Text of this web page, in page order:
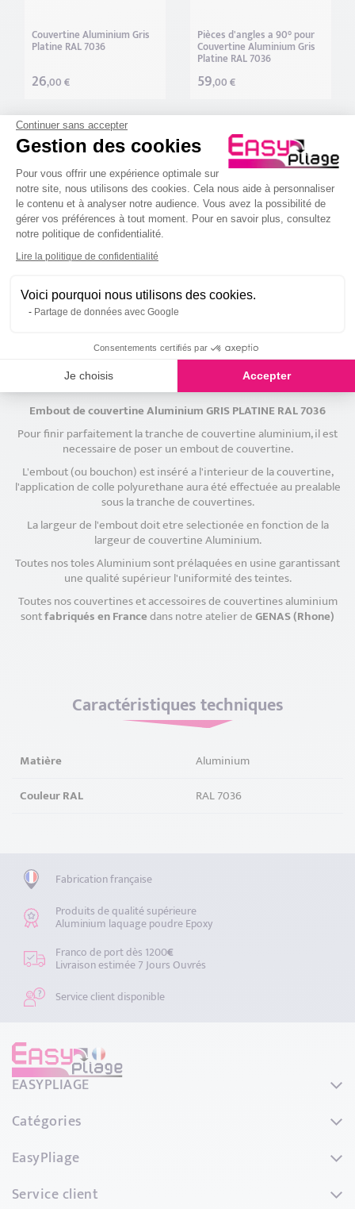
Couvertine Aluminium Gris
Platine RAL 7036
26,00 €
Pièces d'angles a 90° pour
Couvertine Aluminium Gris
Platine RAL 7036
59,00 €
Eclisse Aluminium Gris
6,00 € 3,00 €
Description
Embout de couvertine Aluminium GRIS PLATINE RAL 7036
Pour finir parfaitement la tranche de couvertine aluminium, il est
necessaire de poser un embout de couvertine.
L'embout (ou bouchon) est inséré a l'interieur de la couvertine,
l'application de colle polyurethane aura été effectuée au prealable
sous la tranche de couvertines.
La largeur de l'embout doit etre selectionée en fonction de la
largeur de couvertine Aluminium.
Toutes nos toles Aluminium sont prélaquées en usine garantissant
une qualité supérieur l'uniformité des teintes.
Toutes nos couvertines et accessoires de couvertines aluminium
sontfabriqués en Francedans notre atelier deGENAS (Rhone)
Caractéristiques techniques
Matière
Aluminium
Couleur RAL
RAL 7036
Fabrication française
Produits de qualité supérieure
Aluminium laquage poudre Epoxy
Franco de port dès 1200€
Livraison estimée 7 Jours Ouvrés
Service client disponible
EASYPLIAGE
44 Rue de L'avenir
69740 GENAS
Tél. : 04.72.79.10.86
Mail:contact@easypliage.fr
Catégories
Couvertines
Appuis de fenêtre
EasyPliage
Qui sommes-nous ?
Service client
Continuer sans accepter
Gestion des cookies
Plateforme de Gestion du
Pour vous offrir une expérience optimale sur
notre site, nous utilisons des cookies. Cela nous aide à personnaliser
le contenu et à analyser notre audience. Vous avez la possibilité de
gérer vos préférences à tout moment. Pour en savoir plus, consultez
notre politique de confidentialité.
Lire la politique de confidentialité
Voici pourquoi nous utilisons des cookies.
Partage de données avec Google
Consentements certifiés par
Je choisis Accepter
Axeptio consent